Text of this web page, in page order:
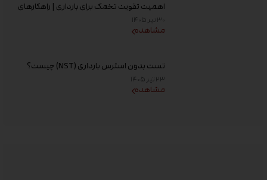
اهمیت تقویت تخمک برای بارداری | راهکارهای
افزایش کیفیت تخمک و شانس باروری
۳۰ تیر ۱۴۰۵
مشاهده
تست بدون استرس بارداری (NST) چیست؟
زمان انجام و تفسیر نتیجه
۲۳ تیر ۱۴۰۵
مشاهده